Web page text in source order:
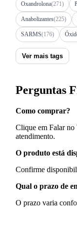
Oxandrolona(271)
Anabolizantes(225)
SARMS(176)
Ver mais tags
Perguntas
Como comprar?
Clique em Falar
atendimento.
O produto está
Confirme
Qual o prazo de
O prazo varia